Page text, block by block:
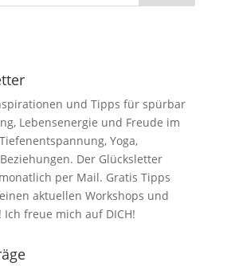
und Tipps für spürbar
Lebensenergie und Freude im
Yoga,
Der Glücksletter
per Mail. Gratis Tipps
aktuellen Workshops und
freue mich auf DICH!